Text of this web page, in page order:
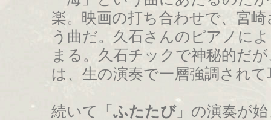
楽。映画の打ち合わせで、宮
う曲だ。久石さんのピアノに
まる。久石チックで神秘的だ
は、生の演奏で一層強調され
続いて「 ふたたび」の演奏が